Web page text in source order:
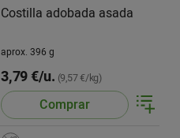
Costilla adobada asada
aprox. 396 g
3,79 €/u. (9,57 €/kg)
Comprar